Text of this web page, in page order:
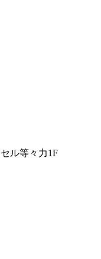
ル等々力1F